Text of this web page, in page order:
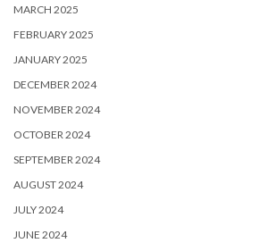
MARCH 2025
FEBRUARY 2025
JANUARY 2025
DECEMBER 2024
NOVEMBER 2024
OCTOBER 2024
SEPTEMBER 2024
AUGUST 2024
JULY 2024
JUNE 2024